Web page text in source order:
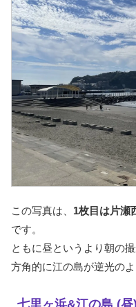
この写真は、 1枚目は片瀬
です。
ともに昼というより朝の撮
方角的に江の島が逆光の